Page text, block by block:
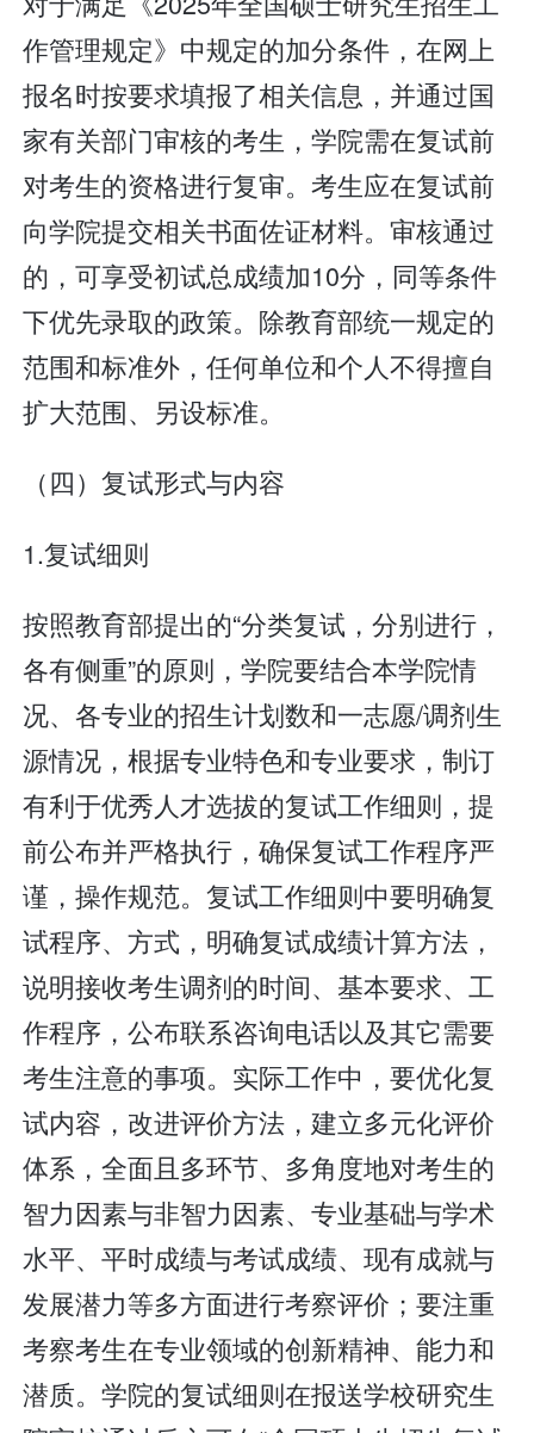
作管理规定》中规定的加分条件，在网上
报名时按要求填报了相关信息，并通过国
家有关部门审核的考生，学院需在复试前
对考生的资格进行复审。考生应在复试前
向学院提交相关书面佐证材料。审核通过
的，可享受初试总成绩加10分，同等条件
下优先录取的政策。除教育部统一规定的
范围和标准外，任何单位和个人不得擅自
扩大范围、另设标准。
（四）复试形式与内容
1.复试细则
按照教育部提出的“分类复试，分别进行，
各有侧重”的原则，学院要结合本学院情
况、各专业的招生计划数和一志愿/调剂生
源情况，根据专业特色和专业要求，制订
有利于优秀人才选拔的复试工作细则，提
前公布并严格执行，确保复试工作程序严
谨，操作规范。复试工作细则中要明确复
试程序、方式，明确复试成绩计算方法，
说明接收考生调剂的时间、基本要求、工
作程序，公布联系咨询电话以及其它需要
考生注意的事项。实际工作中，要优化复
试内容，改进评价方法，建立多元化评价
体系，全面且多环节、多角度地对考生的
智力因素与非智力因素、专业基础与学术
水平、平时成绩与考试成绩、现有成就与
发展潜力等多方面进行考察评价；要注重
考察考生在专业领域的创新精神、能力和
潜质。学院的复试细则在报送学校研究生